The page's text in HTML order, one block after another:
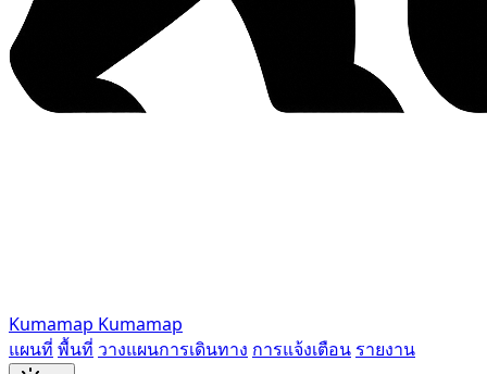
Kumamap Kumamap
แผนที่ พื้นที่ วางแผนการเดินทาง การแจ้งเตือน รายงาน